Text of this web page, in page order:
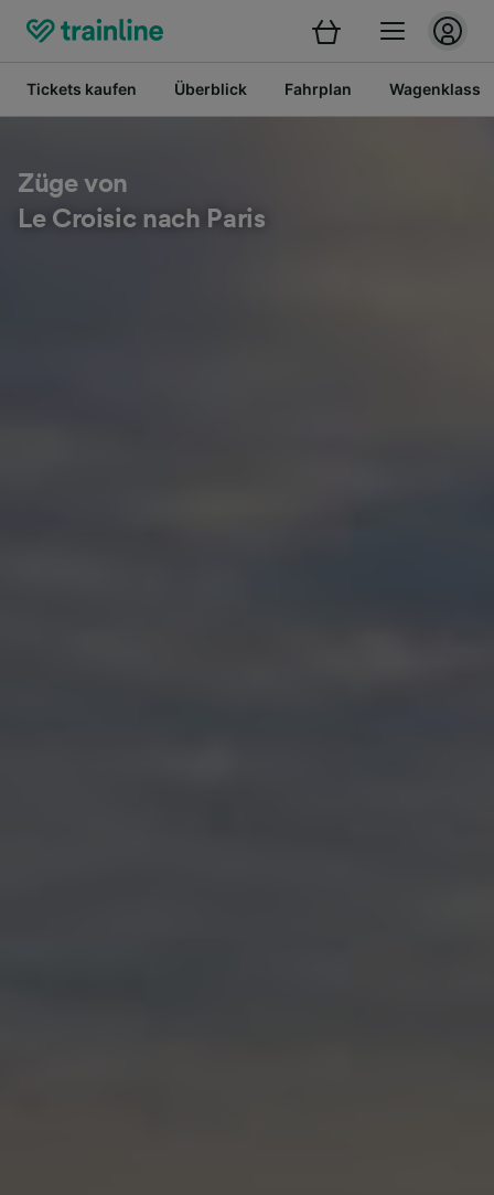
Tickets kaufen Überblick Fahrplan
Züge von
Le Croisic nach Paris